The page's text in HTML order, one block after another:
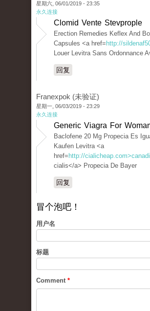
星期六, 06/01/2019 - 23:35
永久连接
Clomid Vente Stevprople
Erection Remedies Keflex And
Capsules <a href= http://
Louer Levitra Sans Ordonnance
回复
Franexpok (未验证)
星期一, 06/03/2019 - 23:29
永久连接
Generic Viagra For
Baclofene 20 Mg Propecia Es
Kaufen Levitra <a
href= http://
cialis</a> Propecia De Bayer
回复
冒个泡吧！
用户名
标题
Comment *